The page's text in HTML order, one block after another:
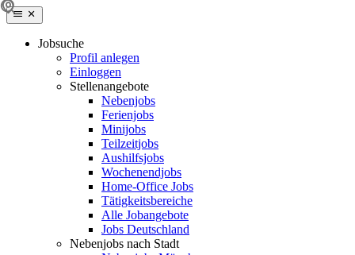
Jobsuche
Profil anlegen
Einloggen
Stellenangebote
Nebenjobs
Ferienjobs
Minijobs
Teilzeitjobs
Aushilfsjobs
Wochenendjobs
Home-Office Jobs
Tätigkeitsbereiche
Alle Jobangebote
Jobs Deutschland
Nebenjobs nach Stadt